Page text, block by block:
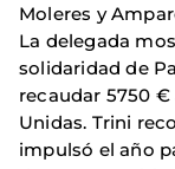
Moleres y
La delegada
solidaridad de
recaudar 5750
Unidas. Trini
impulsó el año